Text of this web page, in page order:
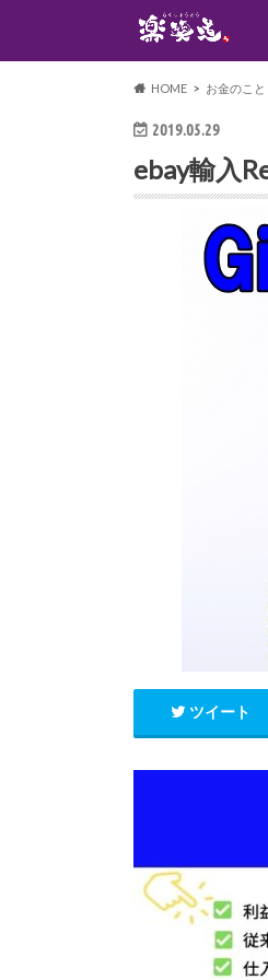
HOME お金のこと
2019.05.29
ebay輸入
ツイート